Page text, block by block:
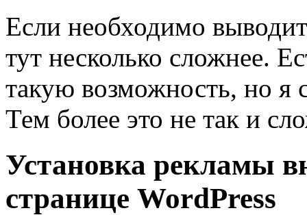
Если необходимо
тут несколько сложнее.
такую возможность, но я
Тем более это не так и
Установка рекламы
странице WordPress